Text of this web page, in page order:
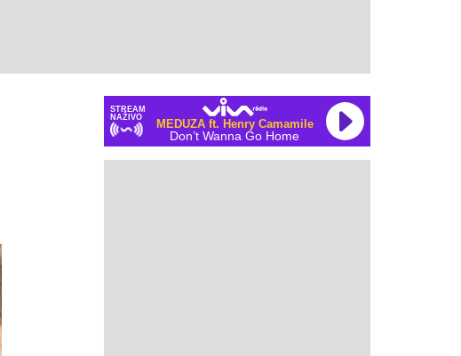
STREAM
NAŽIVO
MEDUZA ft. Henry Camamile
Don’t Wanna Go Home